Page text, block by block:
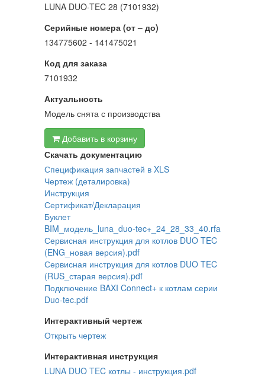
LUNA DUO-TEC 28 (7101932)
Серийные номера (от – до)
134775602 - 141475021
Код для заказа
7101932
Актуальность
Модель снята с производства
Добавить в корзину
Скачать документацию
Спецификация запчастей в XLS
Чертеж (деталировка)
Инструкция
Сертификат/Декларация
Буклет
BIM_модель_luna_duo-tec+_24_28_33_40.rfa
Сервисная инструкция для котлов DUO TEC
(ENG_новая версия).pdf
Сервисная инструкция для котлов DUO TEC
(RUS_старая версия).pdf
Подключение BAXI Connect+ к котлам серии
Duo-tec.pdf
Интерактивный чертеж
Открыть чертеж
Интерактивная инструкция
LUNA DUO TEC котлы - инструкция.pdf